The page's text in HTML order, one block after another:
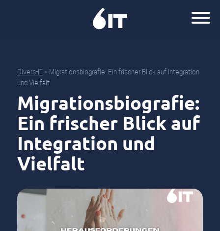
Divers-IT » Migrationsbiografie: Ein frischer Blick auf Integration
und Vielfalt
Migrationsbiografie:
Ein frischer Blick auf
Integration und
Vielfalt